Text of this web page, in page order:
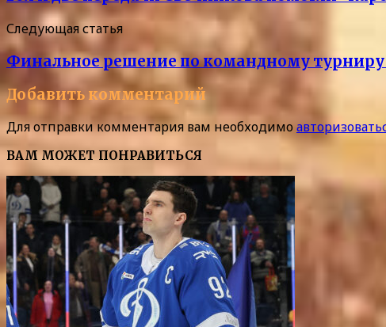
Следующая статья
Финальное решение по командному
Добавить комментарий
Для отправки комментария вам необходимо
ВАМ МОЖЕТ ПОНРАВИТЬСЯ